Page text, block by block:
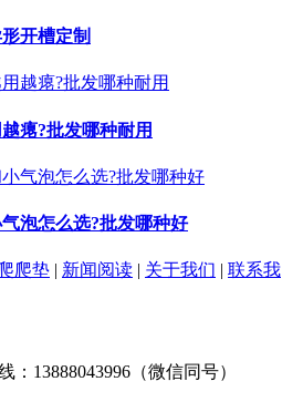
开槽定制
瘪?批发哪种耐用
泡怎么选?批发哪种好
爬垫 | 新闻阅读 | 关于我们 | 联系我
13888043996（微信同号）